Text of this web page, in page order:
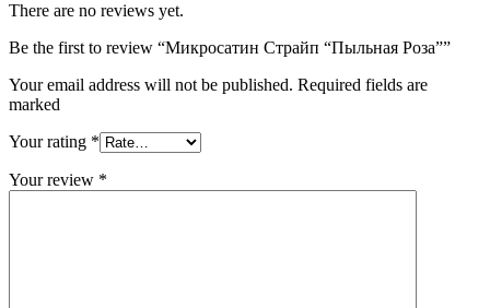
There are no reviews yet.
Be the first to review “Микросатин Страйп “Пыльная Роза””
Your email address will not be published. Required fields are
marked
Your rating *
Your review *